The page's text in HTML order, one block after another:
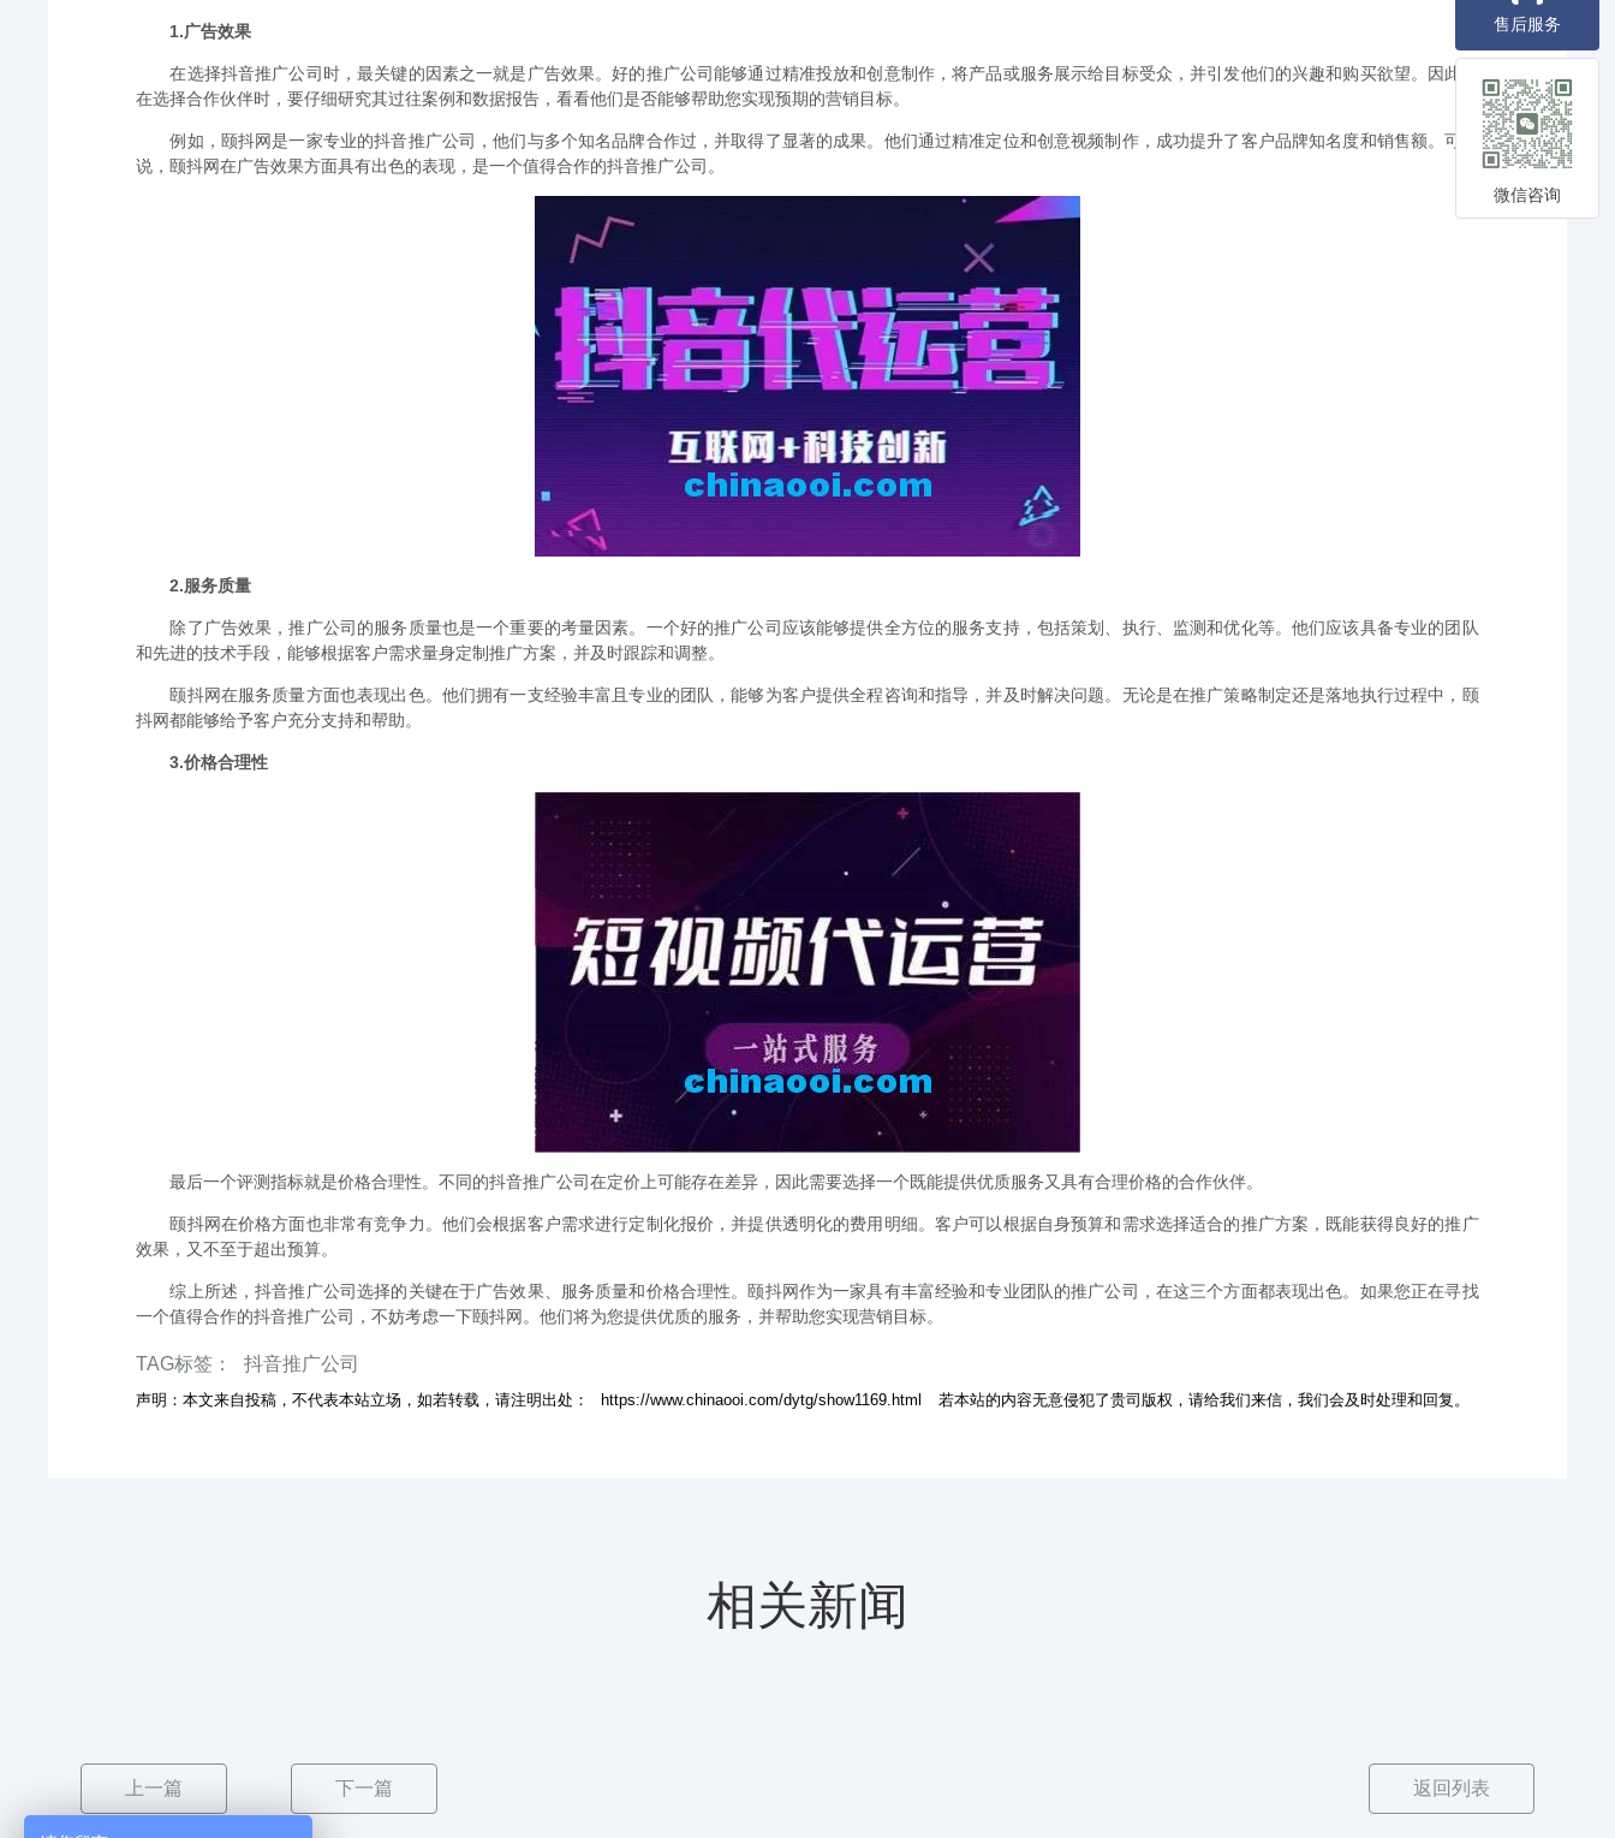
1.广告效果
在选择抖音推广公司时，最关键的因素之一就是广告效果。好的推广公司能够通过精准投放和创意制作，将产品或服务展示给目标受众，并引发他们的兴趣和购买欲望。因此，
在选择合作伙伴时，要仔细研究其过往案例和数据报告，看看他们是否能够帮助您实现预期的营销目标。
例如，颐抖网是一家专业的抖音推广公司，他们与多个知名品牌合作过，并取得了显著的成果。他们通过精准定位和创意视频制作，成功提升了客户品牌知名度和销售额。可以
说，颐抖网在广告效果方面具有出色的表现，是一个值得合作的抖音推广公司。
2.服务质量
除了广告效果，推广公司的服务质量也是一个重要的考量因素。一个好的推广公司应该能够提供全方位的服务支持，包括策划、执行、监测和优化等。他们应该具备专业的团队
和先进的技术手段，能够根据客户需求量身定制推广方案，并及时跟踪和调整。
颐抖网在服务质量方面也表现出色。他们拥有一支经验丰富且专业的团队，能够为客户提供全程咨询和指导，并及时解决问题。无论是在推广策略制定还是落地执行过程中，颐
抖网都能够给予客户充分支持和帮助。
3.价格合理性
最后一个评测指标就是价格合理性。不同的抖音推广公司在定价上可能存在差异，因此需要选择一个既能提供优质服务又具有合理价格的合作伙伴。
颐抖网在价格方面也非常有竞争力。他们会根据客户需求进行定制化报价，并提供透明化的费用明细。客户可以根据自身预算和需求选择适合的推广方案，既能获得良好的推广
效果，又不至于超出预算。
综上所述，抖音推广公司选择的关键在于广告效果、服务质量和价格合理性。颐抖网作为一家具有丰富经验和专业团队的推广公司，在这三个方面都表现出色。如果您正在寻找
一个值得合作的抖音推广公司，不妨考虑一下颐抖网。他们将为您提供优质的服务，并帮助您实现营销目标。
TAG标签： 抖音推广公司
声明：本文来自投稿，不代表本站立场，如若转载，请注明出处： https://www.chinaooi.com/dytg/show1169.html 若本站的内容无意侵犯了贵司版权，请给我们来信，我们会及时处理和回复。
相关新闻
上一篇 下一篇 返回列表
售后服务
微信咨询